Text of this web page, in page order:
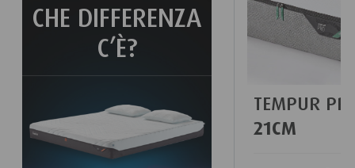
CHE DIFFERENZA
C’È?
TEMPUR
21CM